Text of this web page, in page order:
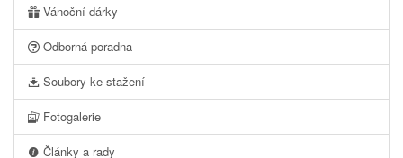
Vánoční dárky
Odborná poradna
Soubory ke stažení
Fotogalerie
Články a rady